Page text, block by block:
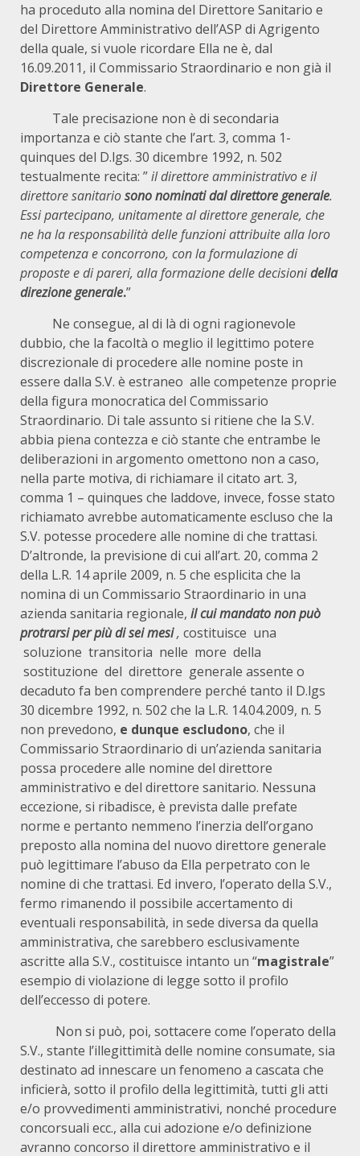
ha proceduto alla nomina del Direttore Sanitario e
del Direttore Amministrativo dell’ASP di Agrigento
della quale, si vuole ricordare Ella ne è, dal
16.09.2011, il Commissario Straordinario e non già il
Direttore Generale.
Tale precisazione non è di secondaria
importanza e ciò stante che l’art. 3, comma 1-
quinques del D.lgs. 30 dicembre 1992, n. 502
testualmente recita: ”il direttore amministrativo e il
direttore sanitariosono nominati dal direttore generale.
Essi partecipano, unitamente al direttore generale, che
ne ha la responsabilità delle funzioni attribuite alla loro
competenza e concorrono, con la formulazione di
proposte e di pareri, alla formazione delle decisionidella
direzione generale.”
Ne consegue, al di là di ogni ragionevole
dubbio, che la facoltà o meglio il legittimo potere
discrezionale di procedere alle nomine poste in
essere dalla S.V. è estraneo alle competenze proprie
della figura monocratica del Commissario
Straordinario. Di tale assunto si ritiene che la S.V.
abbia piena contezza e ciò stante che entrambe le
deliberazioni in argomento omettono non a caso,
nella parte motiva, di richiamare il citato art. 3,
comma 1 – quinques che laddove, invece, fosse stato
richiamato avrebbe automaticamente escluso che la
S.V. potesse procedere alle nomine di che trattasi.
D’altronde, la previsione di cui all’art. 20, comma 2
della L.R. 14 aprile 2009, n. 5 che esplicita che la
nomina di un Commissario Straordinario in una
azienda sanitaria regionale, il cui mandato non può
protrarsi per più di sei mesi, costituisce una
soluzione transitoria nelle more della
sostituzione del direttore generale assente o
decaduto fa ben comprendere perché tanto il D.lgs
30 dicembre 1992, n. 502 che la L.R. 14.04.2009, n. 5
non prevedono, e dunque escludono, che il
Commissario Straordinario di un’azienda sanitaria
possa procedere alle nomine del direttore
amministrativo e del direttore sanitario. Nessuna
eccezione, si ribadisce, è prevista dalle prefate
norme e pertanto nemmeno l’inerzia dell’organo
preposto alla nomina del nuovo direttore generale
può legittimare l’abuso da Ella perpetrato con le
nomine di che trattasi. Ed invero, l’operato della S.V.,
fermo rimanendo il possibile accertamento di
eventuali responsabilità, in sede diversa da quella
amministrativa, che sarebbero esclusivamente
ascritte alla S.V., costituisce intanto un “magistrale”
esempio di violazione di legge sotto il profilo
dell’eccesso di potere.
Non si può, poi, sottacere come l’operato della
S.V., stante l’illegittimità delle nomine consumate, sia
destinato ad innescare un fenomeno a cascata che
inficierà, sotto il profilo della legittimità, tutti gli atti
e/o provvedimenti amministrativi, nonché procedure
concorsuali ecc., alla cui adozione e/o definizione
avranno concorso il direttore amministrativo e il